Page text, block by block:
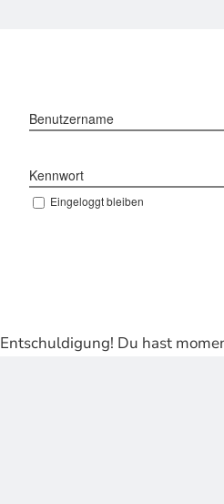
Benutzername
Kennwort
Eingeloggt bleiben
Entschuldigung! Du hast